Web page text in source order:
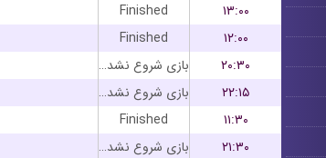
Finished
۱۳:۰۰
Finished
۱۲:۰۰
بازی شروع نشده است
۲۰:۳۰
بازی شروع نشده است
۲۲:۱۵
Finished
۱۱:۳۰
بازی شروع نشده است
۲۱:۳۰